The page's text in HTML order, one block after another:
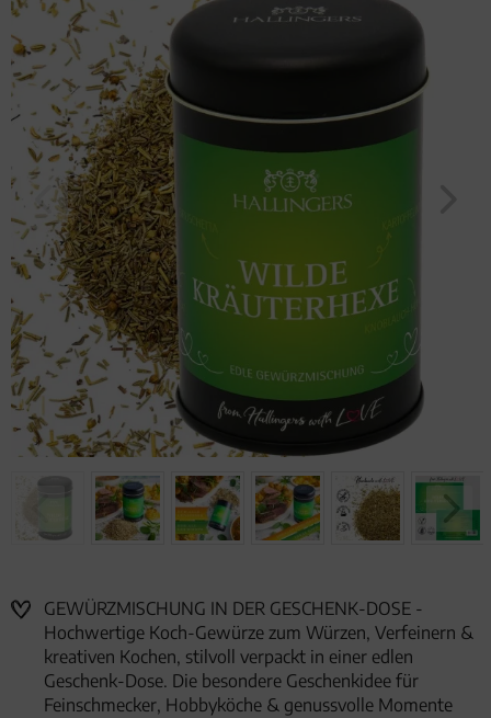
GEWÜRZMISCHUNG IN DER GESCHENK-DOSE -
Hochwertige Koch-Gewürze zum Würzen, Verfeinern &
kreativen Kochen, stilvoll verpackt in einer edlen
Geschenk-Dose. Die besondere Geschenkidee für
Feinschmecker, Hobbyköche & genussvolle Momente
Geburtstag
Bayern